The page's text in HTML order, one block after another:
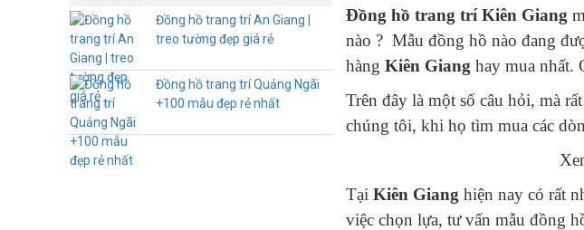
Đồng hồ trang trí An Giang |
treo tường đẹp giá rẻ
Đồng hồ trang trí Quảng Ngãi
+100 mẫu đẹp rẻ nhất
Đồng hồ trang trí Kiên Giang
nào ? Mẫu đồng hồ nào đang
hàng Kiên Giang hay mua nhất.
Trên đây là một số câu hỏi, mà
chúng tôi, khi họ tìm mua các
Tại Kiên Giang hiện nay có rất
việc chọn lựa, tư vấn mẫu đồng